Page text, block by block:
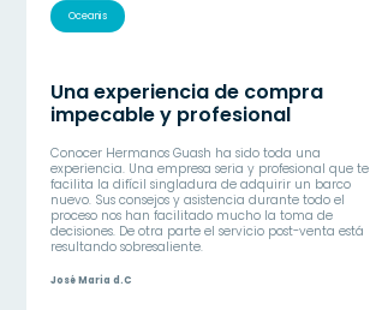
Oceanis
Una experiencia de compra
impecable y profesional
Conocer Hermanos Guash ha sido toda una
experiencia. Una empresa seria y profesional que te
facilita la difícil singladura de adquirir un barco
nuevo. Sus consejos y asistencia durante todo el
proceso nos han facilitado mucho la toma de
decisiones. De otra parte el servicio post-venta está
resultando sobresaliente.
José Maria d.C